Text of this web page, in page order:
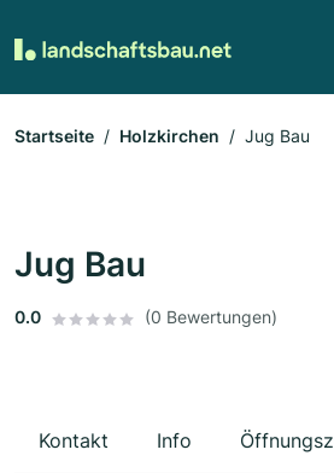
Startseite Holzkirchen Jug Bau
Jug Bau
0.0 (0 Bewertungen)
Kontakt Info